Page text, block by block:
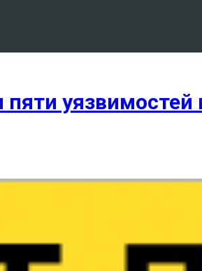
уязвимостей